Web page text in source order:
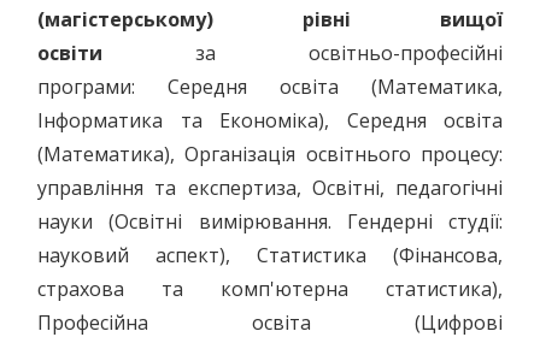
(магістерському) рівні вищої
освіти за освітньо-професійні
програми: Середня освіта (Математика,
Інформатика та Економіка), Середня освіта
(Математика), Організація освітнього процесу:
управління та експертиза, Освітні, педагогічні
науки (Освітні вимірювання. Гендерні студії:
науковий аспект), Статистика (Фінансова,
страхова та комп'ютерна статистика),
Професійна освіта (Цифрові